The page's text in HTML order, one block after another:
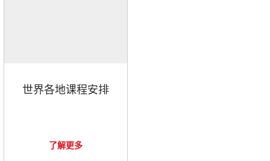
世界各地课程安排
了解更多